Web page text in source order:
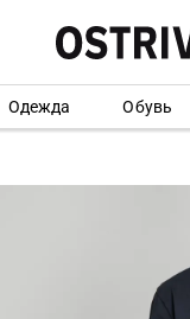
Одежда Обувь